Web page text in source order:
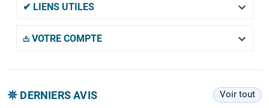
✔ LIENS UTILES 
𖡌 VOTRE COMPTE 
𖤓 DERNIERS AVIS Voir tout